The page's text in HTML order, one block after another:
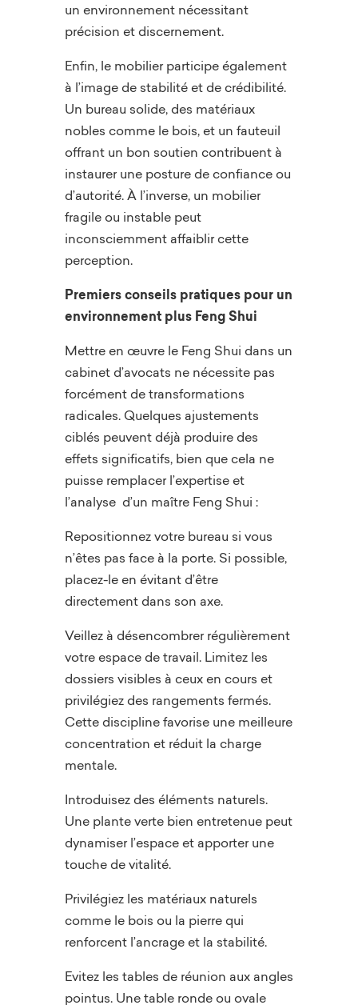
un environnement nécessitant
précision et discernement.
Enfin, le mobilier participe également
à l’image de stabilité et de crédibilité.
Un bureau solide, des matériaux
nobles comme le bois, et un fauteuil
offrant un bon soutien contribuent à
instaurer une posture de confiance ou
d’autorité. À l’inverse, un mobilier
fragile ou instable peut
inconsciemment affaiblir cette
perception.
Premiers conseils pratiques pour un
environnement plus Feng Shui
Mettre en œuvre le Feng Shui dans un
cabinet d’avocats ne nécessite pas
forcément de transformations
radicales. Quelques ajustements
ciblés peuvent déjà produire des
effets significatifs, bien que cela ne
puisse remplacer l’expertise et
l’analyse d’un maître Feng Shui :
Repositionnez votre bureau si vous
n’êtes pas face à la porte. Si possible,
placez-le en évitant d’être
directement dans son axe.
Veillez à désencombrer régulièrement
votre espace de travail. Limitez les
dossiers visibles à ceux en cours et
privilégiez des rangements fermés.
Cette discipline favorise une meilleure
concentration et réduit la charge
mentale.
Introduisez des éléments naturels.
Une plante verte bien entretenue peut
dynamiser l’espace et apporter une
touche de vitalité.
Privilégiez les matériaux naturels
comme le bois ou la pierre qui
renforcent l’ancrage et la stabilité.
Evitez les tables de réunion aux angles
pointus. Une table ronde ou ovale